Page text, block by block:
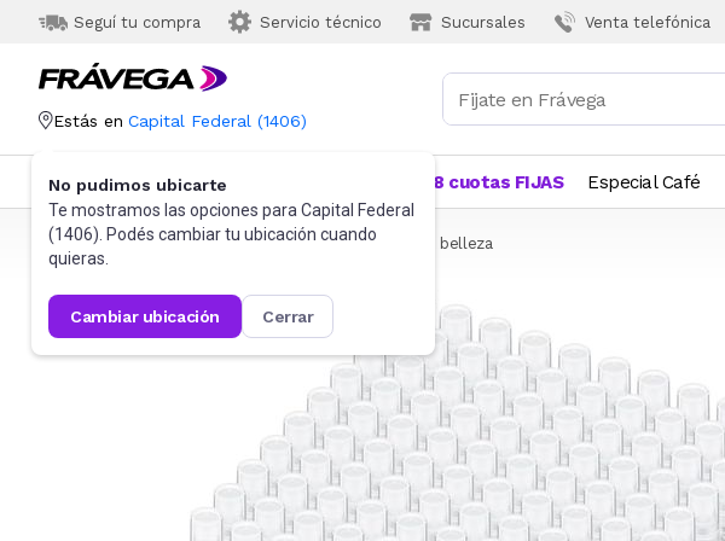
Seguí tu compra Servicio técnico Sucursales Venta telefónica
Estás en Capital Federal (1406)
No pudimos ubicarte
Te mostramos las opciones para Capital Federal
(1406). Podés cambiar tu ubicación cuando
quieras.
cambiar ubicación cerrar
Categorías Más Vendidos 18 cuotas FIJAS Especial Café
Frávega Belleza y Cuidado Corporal Accesorios de belleza